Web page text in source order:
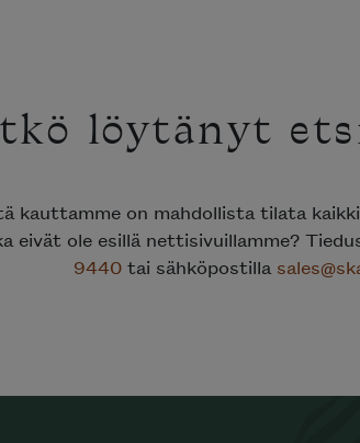
löytänyt
kauttamme on mahdollista tilata
eivät ole esillä nettisivuillamme?
9440tai sähköpostilla